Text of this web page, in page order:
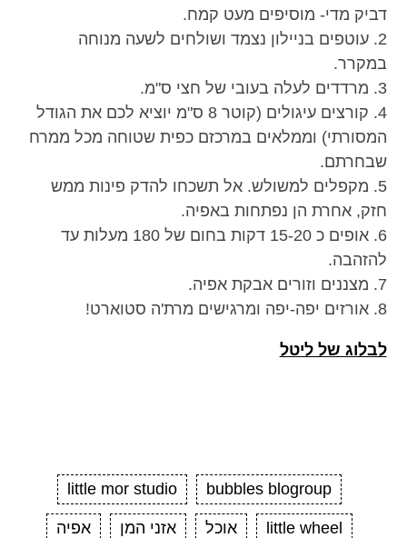
דביק מדי- מוסיפים מעט קמח.
2. עוטפים בניילון נצמד ושולחים לשעה מנוחה
במקרר.
3. מרדדים לעלה בעובי של חצי ס"מ.
4. קורצים עיגולים (קוטר 8 ס"מ יוציא לכם את הגודל
המסורתי) וממלאים במרכזם כפית שטוחה מכל ממרח
שבחרתם.
5. מקפלים למשולש. אל תשכחו להדק פינות ממש
חזק, אחרת הן נפתחות באפיה.
6. אופים כ 15-20 דקות בחום של 180 מעלות עד
להזהבה.
7. מצננים וזורים אבקת אפיה.
8. אורזים יפה-יפה ומרגישים מרת'ה סטוארט!
לבלוג של ליטל
bubbles blogroup
little mor studio
little wheel אוכל אזני המן אפיה